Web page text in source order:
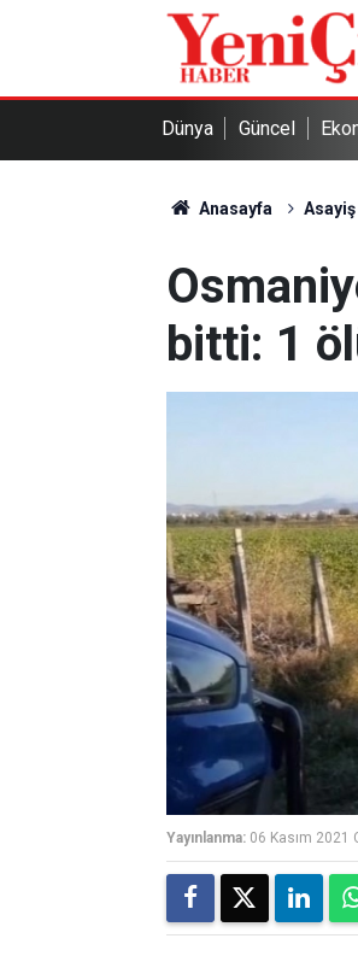
Dünya Güncel
Anasayfa Asayiş
bitti: 1
Yayınlanma: 06 Kasım 2021